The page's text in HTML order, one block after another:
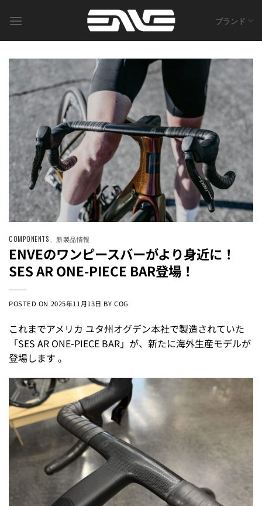
ブランド
COMPONENTS 新製品情報
ENVEのワンピースバーがより身近に！
SES AR ONE-PIECE BAR登場！
POSTED ON 2025年11月13日 BYCOG
これまでアメリカ ユタ州オグデン本社で製造されていた
「SES AR ONE-PIECE BAR」が、新たに海外生産モデルが
登場します 。